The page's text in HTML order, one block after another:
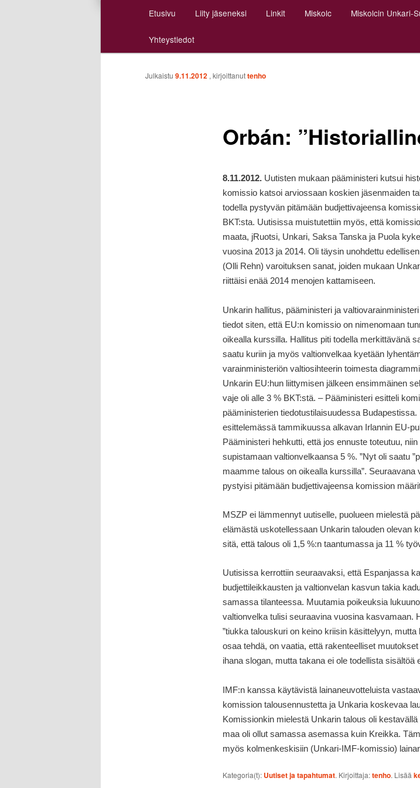
Siirry
sisältöön
Siirry
toissijaiseen
sisältöön
Etusivu Liity jäseneksi Linkit Miskolc Miskolcin Unkari-
Yhteystiedot
Orbán:
Julkaistu 9.11.2012 , kirjoittanuttenho
8.11.2012. Uutisten mukaan pääministeri kutsui
komissio katsoi arviossaan koskien jäsenmaiden
todella pystyvän pitämään budjettivajeensa
BKT:sta. Uutisissa muistutettiin myös, että
maata, jRuotsi, Unkari, Saksa Tanska ja Puola
vuosina 2013 ja 2014. Oli täysin unohdettu
(Olli Rehn) varoituksen sanat, joiden mukaan
riittäisi enää 2014 menojen kattamiseen.
Unkarin hallitus, pääministeri ja
tiedot siten, että EU:n komissio on nimenomaan
oikealla kurssilla. Hallitus piti todella merkittävänä
saatu kuriin ja myös valtionvelkaa kyetään
varainministeriön valtiosihteerin toimesta
Unkarin EU:hun liittymisen jälkeen ensimmäinen
vaje oli alle 3 % BKT:stä. – Pääministeri esitteli
pääministerien tiedotustilaisuudessa
esittelemässä tammikuussa alkavan Irlannin EU-
Pääministeri hehkutti, että jos ennuste toteutuu,
supistamaan valtionvelkaansa 5 %. ”Nyt oli saatu
maamme talous on oikealla kurssilla”.
pystyisi pitämään budjettivajeensa komission
MSZP ei lämmennyt uutiselle, puolueen mielestä
elämästä uskotellessaan Unkarin talouden olevan
sitä, että talous oli 1,5 %:n taantumassa ja 11 %
Uutisissa kerrottiin seuraavaksi, että Espanjassa
budjettileikkausten ja valtionvelan kasvun takia
samassa tilanteessa. Muutamia poikeuksia
valtionvelka tulisi seuraavina vuosina kasvamaan.
”tiukka talouskuri on keino kriisin käsittelyyn, mutta
osaa tehdä, on vaatia, että rakenteelliset
ihana slogan, mutta takana ei ole todellista sisältöä
IMF:n kanssa käytävistä lainaneuvotteluista
komission talousennustetta ja Unkaria koskevaa
Komissionkin mielestä Unkarin talous oli
maa oli ollut samassa asemassa kuin Kreikka.
myös kolmenkeskisiin (Unkari-IMF-komissio)
Kategoria(t): Uutiset ja tapahtumat. Kirjoittaja:tenho. Lisää